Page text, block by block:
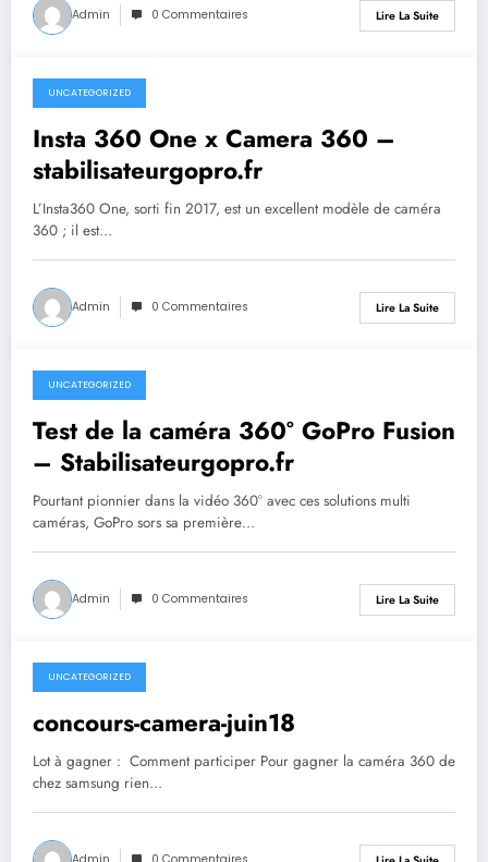
Admin 0 Commentaires Lire La Suite
septembre 26, 2023
UNCATEGORIZED
Insta 360 One x Camera 360 –
stabilisateurgopro.fr
L’Insta360 One, sorti fin 2017, est un excellent modèle de caméra
360 ; il est…
Admin 0 Commentaires Lire La Suite
septembre 26, 2023
UNCATEGORIZED
Test de la caméra 360° GoPro Fusion
– Stabilisateurgopro.fr
Pourtant pionnier dans la vidéo 360° avec ces solutions multi
caméras, GoPro sors sa première…
Admin 0 Commentaires Lire La Suite
septembre 26, 2023
UNCATEGORIZED
concours-camera-juin18
Lot à gagner : Comment participer Pour gagner la caméra 360 de
chez samsung rien…